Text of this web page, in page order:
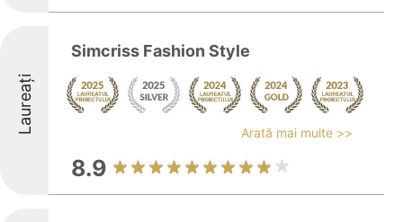
Laureați
Simcriss Fashion Style
Arată mai multe >>
8.9